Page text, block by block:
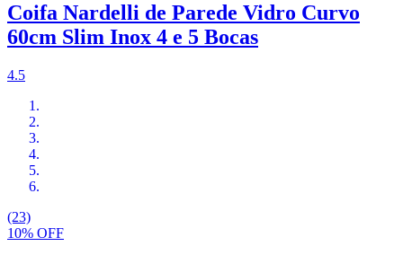
Coifa Nardelli de Parede Vidro Curvo
60cm Slim Inox 4 e 5 Bocas
4.5
(23)
10% OFF